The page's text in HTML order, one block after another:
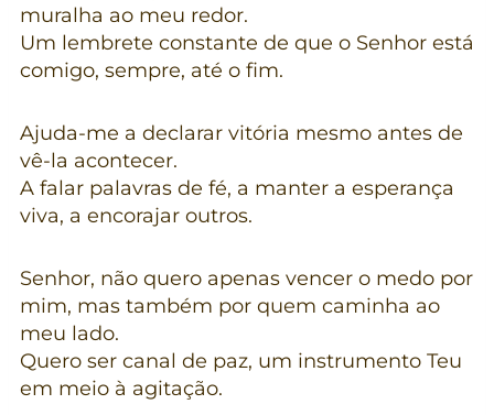
muralha ao meu redor.
Um lembrete constante de que o Senhor está
comigo, sempre, até o fim.
Ajuda-me a declarar vitória mesmo antes de
vê-la acontecer.
A falar palavras de fé, a manter a esperança
viva, a encorajar outros.
Senhor, não quero apenas vencer o medo por
mim, mas também por quem caminha ao
meu lado.
Quero ser canal de paz, um instrumento Teu
em meio à agitação.